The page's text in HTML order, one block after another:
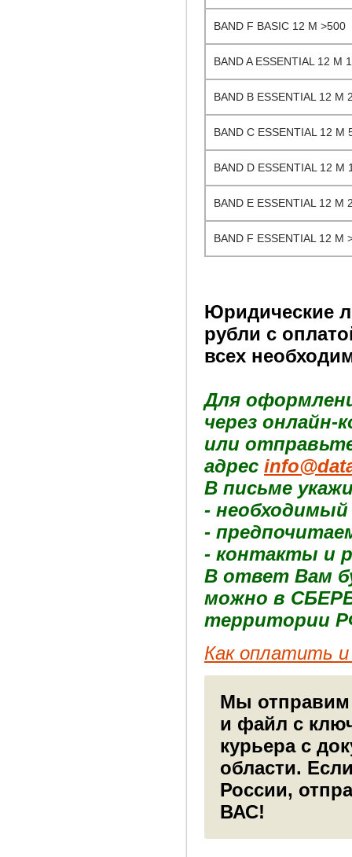
BAND F BASIC 12 M >500
BAND A ESSENTIAL 12 M
BAND B ESSENTIAL 12 M
BAND C ESSENTIAL 12 M
BAND D ESSENTIAL 12 M
BAND E ESSENTIAL 12 M
BAND F ESSENTIAL 12 M
Юридические
рубли с
всех
Для
через
или
адрес
В письме
-
-
- контакты и
В ответ Вам
можно в
территории
Как оплатить и
Мы отправим
и файл с
курьера с
области.
России,
ВАС!